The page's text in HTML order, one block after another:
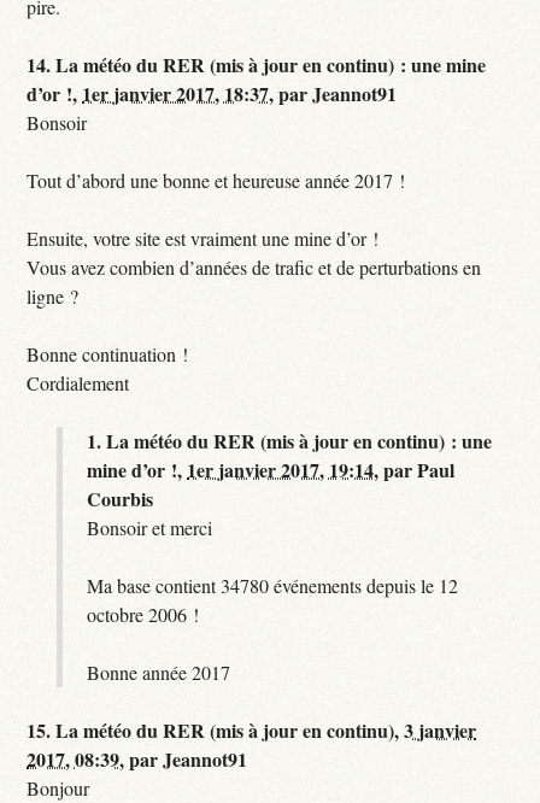
pire.
14.La météo du RER (mis à jour en continu) : une mine
d’or !, 1er janvier 2017, 18:37,parJeannot91
Bonsoir
Tout d’abord une bonne et heureuse année 2017 !
Ensuite, votre site est vraiment une mine d’or !
Vous avez combien d’années de trafic et de perturbations en
ligne ?
Bonne continuation !
Cordialement
1.La météo du RER (mis à jour en continu) : une
mine d’or !, 1er janvier 2017, 19:14,parPaul
Courbis
Bonsoir et merci
Ma base contient 34780 événements depuis le 12
octobre 2006 !
Bonne année 2017
15.La météo du RER (mis à jour en continu),3 janvier
2017, 08:39,parJeannot91
Bonjour